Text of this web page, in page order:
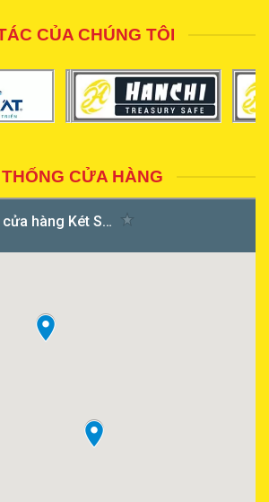
CỦA CHÚNG TÔI
CỬA HÀNG